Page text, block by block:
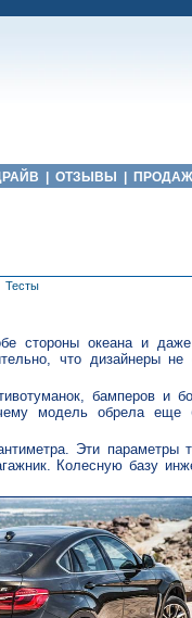
ОТЗЫВЫ
Тесты
стороны океана и
что дизайнеры не
бамперов и
модель обрела еще
Эти параметры
Колесную базу